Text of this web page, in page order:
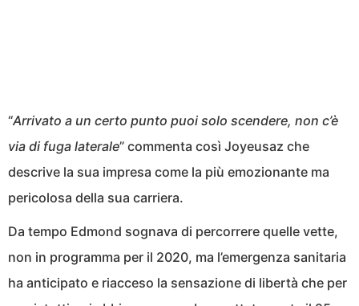
“Arrivato a un certo punto puoi solo scendere, non c’è
via di fuga laterale” commenta così Joyeusaz che
descrive la sua impresa come la più emozionante ma
pericolosa della sua carriera.
Da tempo Edmond sognava di percorrere quelle vette,
non in programma per il 2020, ma l’emergenza sanitaria
ha anticipato e riacceso la sensazione di libertà che per